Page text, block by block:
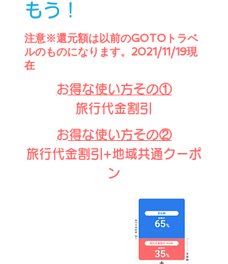
もう！
注意※還元額は以前のGOTOトラベ
ルのものになります。2021/11/19現
在
​お得な使い方その①
旅行代金割引
​お得な使い方その②
旅行代金割引+地域共通クーポ
ン